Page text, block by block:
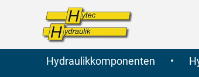
Hydraulikkomponenten •